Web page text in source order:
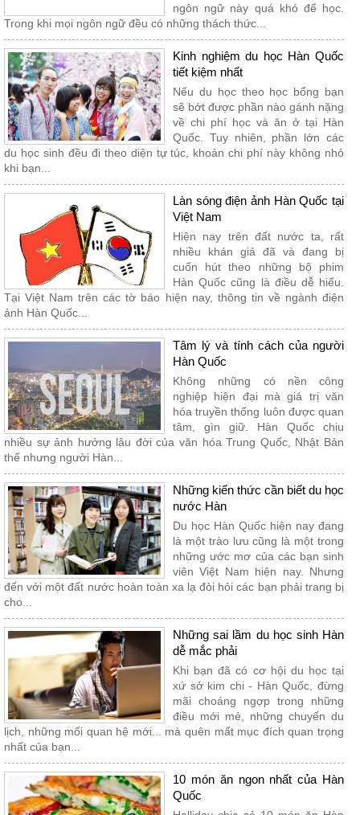
ngôn ngữ này quá khó để học.
Trong khi mọi ngôn ngữ đều có những thách thức...
Kinh nghiệm du học Hàn Quốc
tiết kiệm nhất
Nếu du học theo học bổng bạn
sẽ bớt được phần nào gánh nặng
về chi phí học và ăn ở tại Hàn
Quốc. Tuy nhiên, phần lớn các
du học sinh đều đi theo diện tự túc, khoản chi phí này không nhỏ
khi bạn...
Làn sóng điện ảnh Hàn Quốc tại
Việt Nam
Hiện nay trên đất nước ta, rất
nhiều khán giả đã và đang bị
cuốn hút theo những bộ phim
Hàn Quốc cũng là điều dễ hiểu.
Tại Việt Nam trên các tờ báo hiện nay, thông tin về ngành điện
ảnh Hàn Quốc...
Tâm lý và tính cách của người
Hàn Quốc
Không những có nền công
nghiệp hiện đại mà giá trị văn
hóa truyền thống luôn được quan
tâm, gìn giữ. Hàn Quốc chịu
nhiều sự ảnh hưởng lâu đời của văn hóa Trung Quốc, Nhật Bản
thế nhưng người Hàn...
Những kiến thức cần biết du học
nước Hàn
Du học Hàn Quốc hiện nay đang
là một trào lưu cũng là một trong
những ước mơ của các bạn sinh
viên Việt Nam hiện nay. Nhưng
đến với một đất nước hoàn toàn xa lạ đòi hỏi các bạn phải trang bị
cho...
Những sai lầm du học sinh Hàn
dễ mắc phải
Khi bạn đã có cơ hội du học tại
xứ sở kim chi - Hàn Quốc, đừng
mãi choáng ngợp trong những
điều mới mẻ, những chuyến du
lịch, những mối quan hệ mới... mà quên mất mục đích quan trọng
nhất của bạn...
10 món ăn ngon nhất của Hàn
Quốc